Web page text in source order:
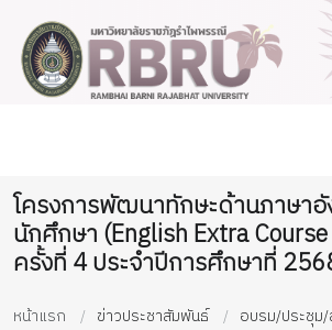
โครงการพัฒนาทักษะด้านภาษา
นักศึกษา (English Extra
ครั้งที่ 4 ประจำปีการศึกษาที่
หน้าแรก ข่าวประชาสัมพันธ์ อบรม/ประชุม